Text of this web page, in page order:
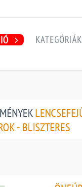
KATEGÓRIÁK
- BLISZTERES